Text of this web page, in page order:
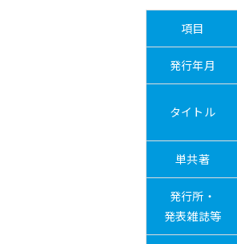
項目
発行年月
タイトル
単共著
発行所・
発表雑誌等